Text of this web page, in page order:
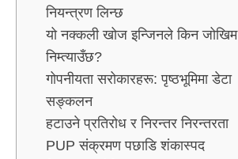
नियन्त्रण लिन्छ
यो नक्कली खोज इन्जिनले किन जोखिम
निम्त्याउँछ?
गोपनीयता सरोकारहरू: पृष्ठभूमिमा डेटा
सङ्कलन
हटाउने प्रतिरोध र निरन्तर निरन्तरता
PUP संक्रमण पछाडि शंकास्पद